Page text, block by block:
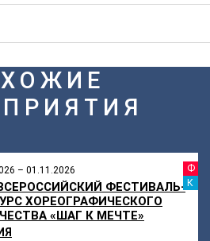
– 01.11.2026
ФЕСТИВАЛЬ-
ХОРЕОГРАФИЧЕСКОГО
«ШАГ К МЕЧТЕ»